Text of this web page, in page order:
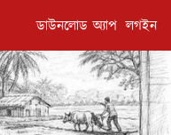
ডাউনলোড অ্যাপ লগইন